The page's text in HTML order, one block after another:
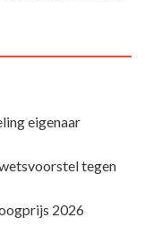
eigenaar
tegen
2026